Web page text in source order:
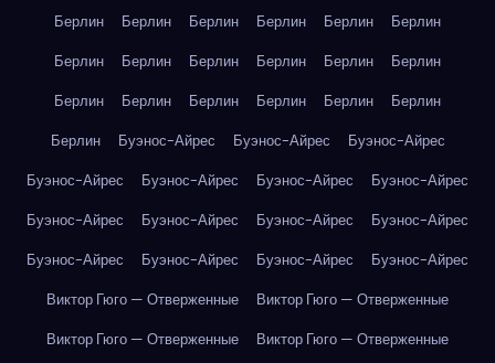
Берлин Берлин Берлин Берлин Берлин
Берлин
Берлин
Берлин Берлин Берлин Берлин
Берлин
Берлин
Берлин Берлин Берлин Берлин
Берлин
Берлин
Буэнос-Айрес Буэнос-Айрес
Буэнос-Айрес
Буэнос-Айрес
Буэнос-Айрес Буэнос-Айрес
Буэнос-Айрес
Буэнос-Айрес
Буэнос-Айрес Буэнос-Айрес
Буэнос-Айрес
Буэнос-Айрес
Буэнос-Айрес Буэнос-Айрес
Буэнос-Айрес
Виктор Гюго — Отверженные
Виктор Гюго — Отверженные
Виктор Гюго — Отверженные
Виктор Гюго — Отверженные